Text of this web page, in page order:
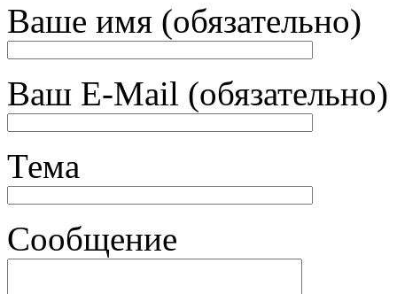
Ваше имя (обязательно)
Ваш E-Mail (обязательно)
Тема
Сообщение